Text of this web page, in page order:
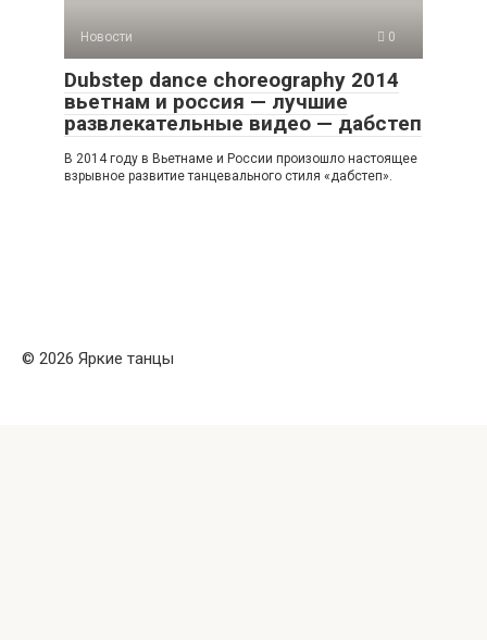
Новости 0
Dubstep dance choreography 2014
вьетнам и россия — лучшие
развлекательные видео — дабстеп
В 2014 году в Вьетнаме и России произошло настоящее
взрывное развитие танцевального стиля «дабстеп».
© 2026 Яркие танцы